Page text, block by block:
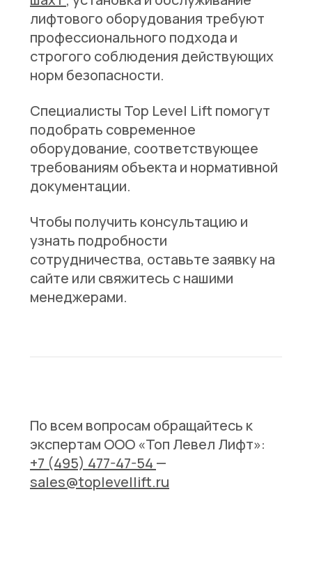
лифтового оборудования требуют
профессионального подхода и
строгого соблюдения действующих
норм безопасности.
Специалисты Top Level Lift помогут
подобрать современное
оборудование, соответствующее
требованиям объекта и нормативной
документации.
Чтобы получить консультацию и
узнать подробности
сотрудничества, оставьте заявку на
сайте или свяжитесь с нашими
менеджерами.
По всем вопросам обращайтесь к
экспертам ООО «Топ Левел Лифт»:
+7 (495) 477-47-54 —
sales@toplevellift.ru